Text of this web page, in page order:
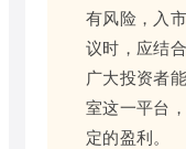
有风险，入
议时，应结
广大投资者
室这一平台
定的盈利。